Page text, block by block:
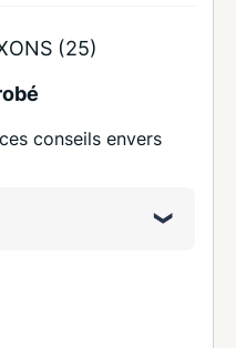
(25)
conseils envers